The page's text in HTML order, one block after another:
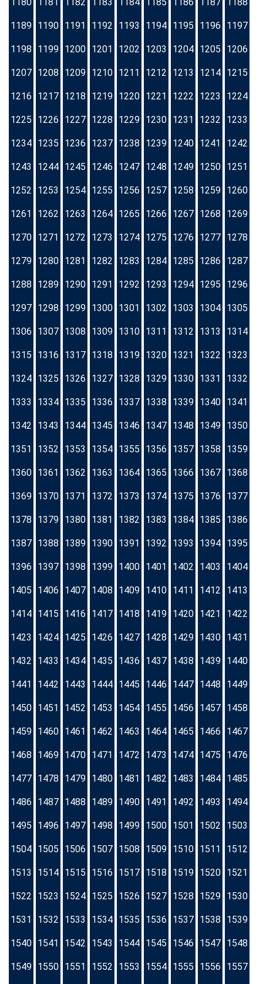
1189 1190 1191 1192 1193 1194 1195 1196 1197
1198 1199 1200 1201 1202 1203 1204 1205 1206
1207 1208 1209 1210 1211 1212 1213 1214 1215
1216 1217 1218 1219 1220 1221 1222 1223 1224
1225 1226 1227 1228 1229 1230 1231 1232 1233
1234 1235 1236 1237 1238 1239 1240 1241 1242
1243 1244 1245 1246 1247 1248 1249 1250 1251
1252 1253 1254 1255 1256 1257 1258 1259 1260
1261 1262 1263 1264 1265 1266 1267 1268 1269
1270 1271 1272 1273 1274 1275 1276 1277 1278
1279 1280 1281 1282 1283 1284 1285 1286 1287
1288 1289 1290 1291 1292 1293 1294 1295 1296
1297 1298 1299 1300 1301 1302 1303 1304 1305
1306 1307 1308 1309 1310 1311 1312 1313 1314
1315 1316 1317 1318 1319 1320 1321 1322 1323
1324 1325 1326 1327 1328 1329 1330 1331 1332
1333 1334 1335 1336 1337 1338 1339 1340 1341
1342 1343 1344 1345 1346 1347 1348 1349 1350
1351 1352 1353 1354 1355 1356 1357 1358 1359
1360 1361 1362 1363 1364 1365 1366 1367 1368
1369 1370 1371 1372 1373 1374 1375 1376 1377
1378 1379 1380 1381 1382 1383 1384 1385 1386
1387 1388 1389 1390 1391 1392 1393 1394 1395
1396 1397 1398 1399 1400 1401 1402 1403 1404
1405 1406 1407 1408 1409 1410 1411 1412 1413
1414 1415 1416 1417 1418 1419 1420 1421 1422
1423 1424 1425 1426 1427 1428 1429 1430 1431
1432 1433 1434 1435 1436 1437 1438 1439 1440
1441 1442 1443 1444 1445 1446 1447 1448 1449
1450 1451 1452 1453 1454 1455 1456 1457 1458
1459 1460 1461 1462 1463 1464 1465 1466 1467
1468 1469 1470 1471 1472 1473 1474 1475 1476
1477 1478 1479 1480 1481 1482 1483 1484 1485
1486 1487 1488 1489 1490 1491 1492 1493 1494
1495 1496 1497 1498 1499 1500 1501 1502 1503
1504 1505 1506 1507 1508 1509 1510 1511 1512
1513 1514 1515 1516 1517 1518 1519 1520 1521
1522 1523 1524 1525 1526 1527 1528 1529 1530
1531 1532 1533 1534 1535 1536 1537 1538 1539
1540 1541 1542 1543 1544 1545 1546 1547 1548
1549 1550 1551 1552 1553 1554 1555 1556 1557